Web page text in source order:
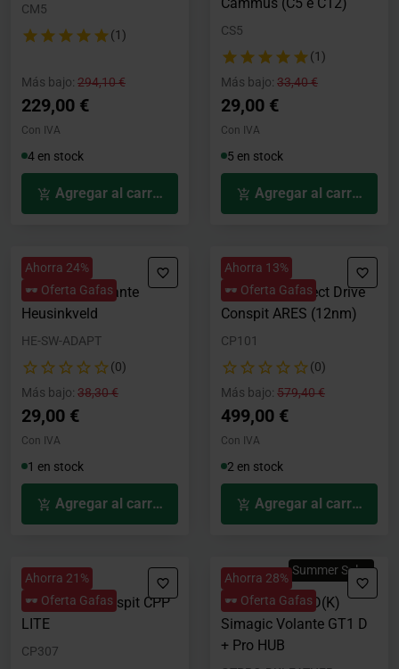
CM5
(1)
Más bajo: Precio rebajado desde
294,10 €hasta
229,00 €
Con IVA
4 en stock
Agregar al carrito
CS5
(1)
Más bajo: Precio rebajado desde
33,40 €hasta
29,00 €
Con IVA
5 en stock
Agregar al carrito
Ahorra 24%
🕶️ Oferta Gafas
Adaptador Volante
Heusinkveld
HE-SW-ADAPT
(0)
Más bajo: Precio rebajado desde
38,30 €hasta
29,00 €
Con IVA
1 en stock
Agregar al carrito
Ahorra 13%
🕶️ Oferta Gafas
Wheelbase Direct Drive
Conspit ARES (12nm)
CP101
(0)
Más bajo: Precio rebajado desde
579,40 €hasta
499,00 €
Con IVA
2 en stock
Agregar al carrito
Ahorra 21%
🕶️ Oferta Gafas
Base Plate Conspit CPP
LITE
CP307
Ahorra 28%
🕶️ Oferta Gafas
Summer Sales
Bundle GTPro-D(K)
Simagic Volante GT1 D
+ Pro HUB